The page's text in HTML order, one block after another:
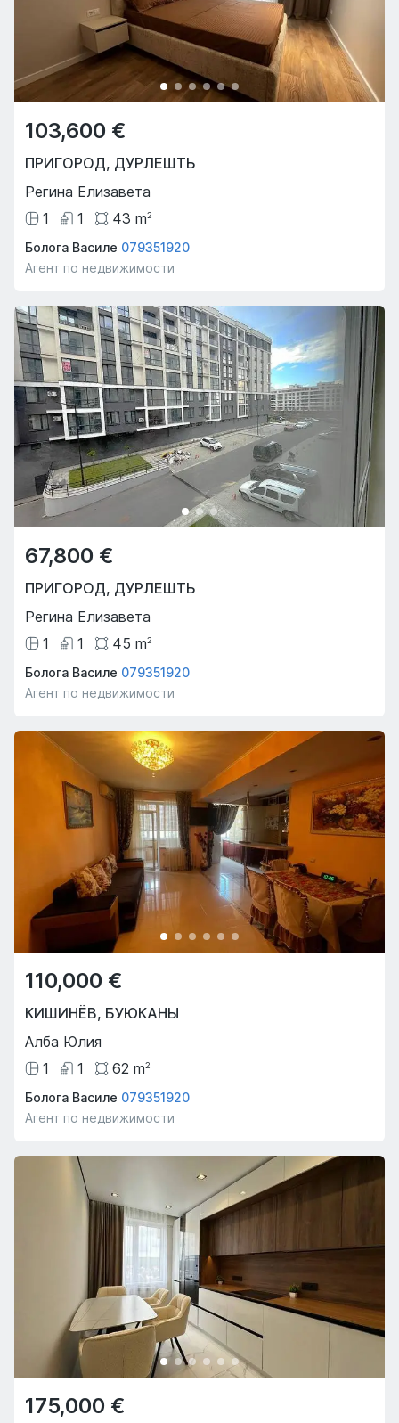
103,600 €
ПРИГОРОД, ДУРЛЕШТЬ
Регина Елизавета
1
1 43 m2
Болога Василе 079351920
Агент по недвижимости
67,800 €
ПРИГОРОД, ДУРЛЕШТЬ
Регина Елизавета
1
1 45 m2
Болога Василе 079351920
Агент по недвижимости
110,000 €
КИШИНЁВ, БУЮКАНЫ
Алба Юлия
1
1 62 m2
Болога Василе 079351920
Агент по недвижимости
175,000 €